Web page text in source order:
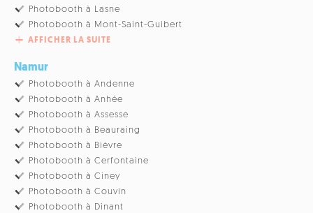
Photobooth à Lasne
Photobooth à Mont-Saint-Guibert
AFFICHER LA SUITE
Namur
Photobooth à Andenne
Photobooth à Anhée
Photobooth à Assesse
Photobooth à Beauraing
Photobooth à Bièvre
Photobooth à Cerfontaine
Photobooth à Ciney
Photobooth à Couvin
Photobooth à Dinant